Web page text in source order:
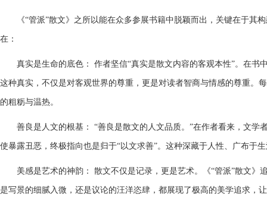
《“管派”散文》之所以能在众多参展书籍中脱颖而出，关键在于
在：
真实是生命的底色： 作者坚信“真实是散文内容的客观本性”。在
这种真实，不仅是对客观世界的尊重，更是对读者智商与情感的尊重。
的粗粝与温热。
善良是人文的根基： “善良是散文的人文品质。”在作者看来，文
使暴露丑恶，终极指向也是归于“以文求善”。这种深藏于人性、广布于
美感是艺术的神韵： 散文不仅是记录，更是艺术。《“管派”散文
是写景的细腻入微，还是议论的汪洋恣肆，都展现了极高的美学追求，